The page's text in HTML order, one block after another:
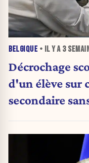
BELGIQUE • IL Y A 3
Décrochage
d'un élève sur
secondaire